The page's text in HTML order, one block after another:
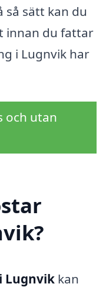
så sätt kan du
innan du fattar
i Lugnvik har
och utan
Lugnvik kan